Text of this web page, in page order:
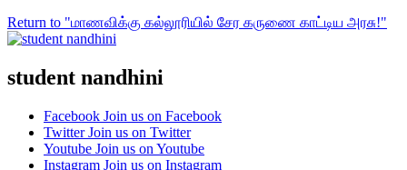
Return to "மாணவிக்கு கல்லூரியில் சேர கருணை காட்டிய அரசு!"
student nandhini
Facebook Join us on Facebook
Twitter Join us on Twitter
Youtube Join us on Youtube
Instagram Join us on Instagram